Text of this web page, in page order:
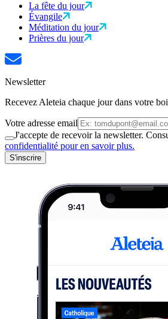
La fête du jour
Évangile
Méditation du jour
Prières du jour
Newsletter
Recevez Aleteia chaque jour dans votre
Votre adresse email
J'accepte de recevoir la newsletter.
confidentialité pour en savoir plus.
S'inscrire